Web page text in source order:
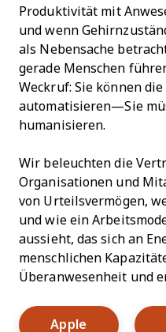
Produktivität mit
und wenn
als Nebensache
gerade Menschen
Weckruf: Sie können
automatisieren—Sie
humanisieren.
Wir beleuchten die
Organisationen und
von Urteilsvermögen,
und wie ein
aussieht, das sich an
menschlichen
Überanwesenheit und
Apple Opens New